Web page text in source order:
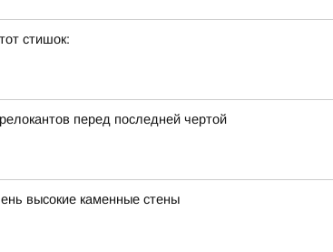
стишок:
перед последней чертой
высокие каменные стены